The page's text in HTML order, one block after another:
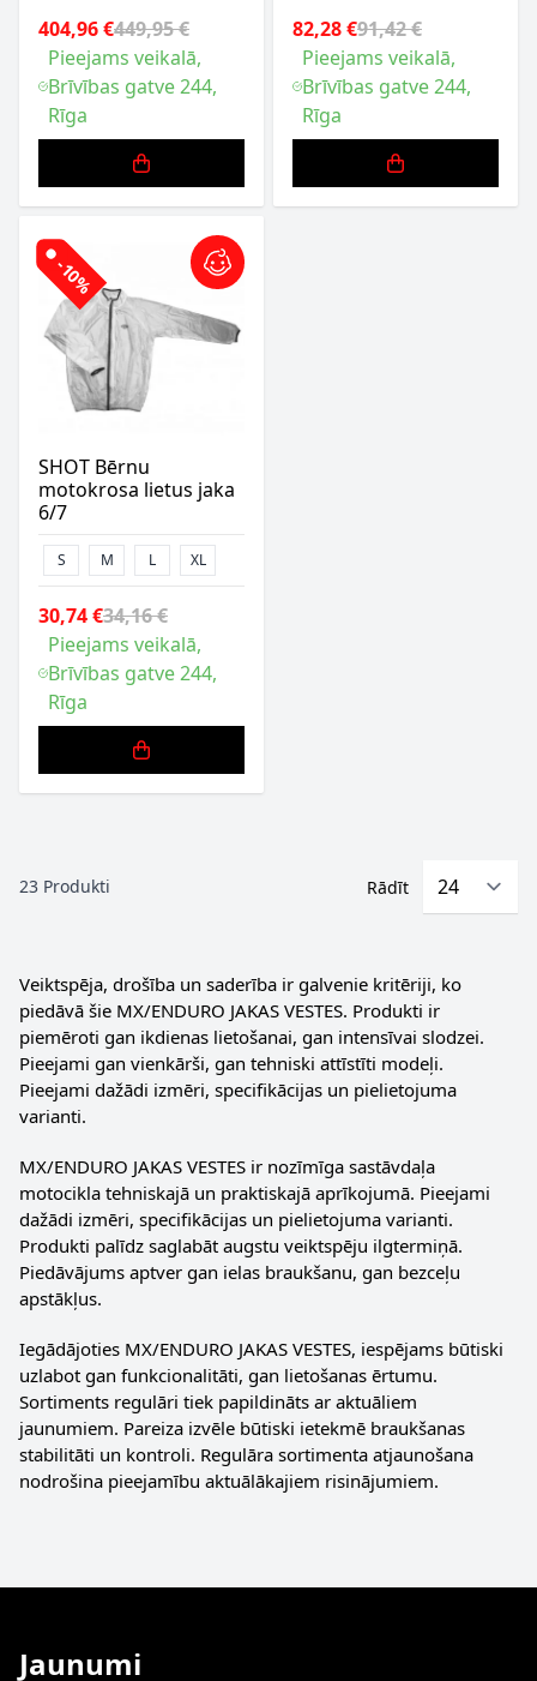
404,96 €449,95 €
Pieejams veikalā,
Brīvības gatve 244,
Rīga
82,28 €91,42 €
Pieejams veikalā,
Brīvības gatve 244,
Rīga
-10%
SHOT Bērnu
motokrosa lietus jaka
6/7
S M L XL
30,74 €34,16 €
Pieejams veikalā,
Brīvības gatve 244,
Rīga
23 Produkti Rādīt
Veiktspēja, drošība un saderība ir galvenie kritēriji, ko
piedāvā šie MX/ENDURO JAKAS VESTES. Produkti ir
piemēroti gan ikdienas lietošanai, gan intensīvai slodzei.
Pieejami gan vienkārši, gan tehniski attīstīti modeļi.
Pieejami dažādi izmēri, specifikācijas un pielietojuma
varianti.
MX/ENDURO JAKAS VESTES ir nozīmīga sastāvdaļa
motocikla tehniskajā un praktiskajā aprīkojumā. Pieejami
dažādi izmēri, specifikācijas un pielietojuma varianti.
Produkti palīdz saglabāt augstu veiktspēju ilgtermiņā.
Piedāvājums aptver gan ielas braukšanu, gan bezceļu
apstākļus.
Iegādājoties MX/ENDURO JAKAS VESTES, iespējams būtiski
uzlabot gan funkcionalitāti, gan lietošanas ērtumu.
Sortiments regulāri tiek papildināts ar aktuāliem
jaunumiem. Pareiza izvēle būtiski ietekmē braukšanas
stabilitāti un kontroli. Regulāra sortimenta atjaunošana
nodrošina pieejamību aktuālākajiem risinājumiem.
Jaunumi